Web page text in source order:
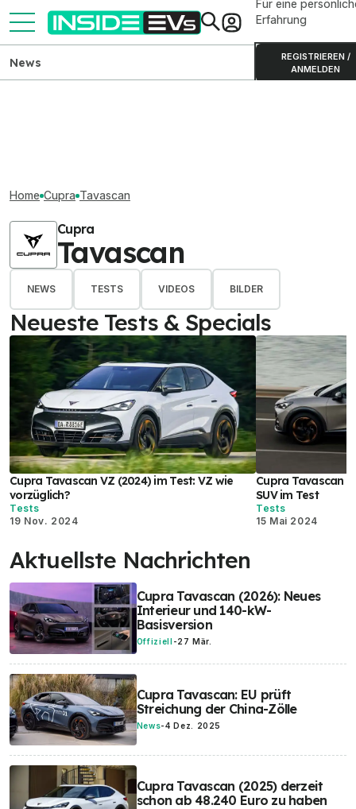
Für eine
Erfahrung
REGISTRIEREN /
ANMELDEN
News
Home Cupra Tavascan
Cupra
Tavascan
NEWS TESTS VIDEOS BILDER
Neueste Tests & Specials
Cupra Tavascan VZ (2024) im Test: VZ wie
vorzüglich?
Tests
19 Nov. 2024
Cupra Tavascan
SUV im Test
Tests
15 Mai 2024
Aktuellste Nachrichten
Cupra Tavascan (2026): Neues
Interieur und 140-kW-
Basisversion
Offiziell -27 Mär.
Cupra Tavascan: EU prüft
Streichung der China-Zölle
News-4 Dez. 2025
Cupra Tavascan (2025) derzeit
schon ab 48.240 Euro zu haben